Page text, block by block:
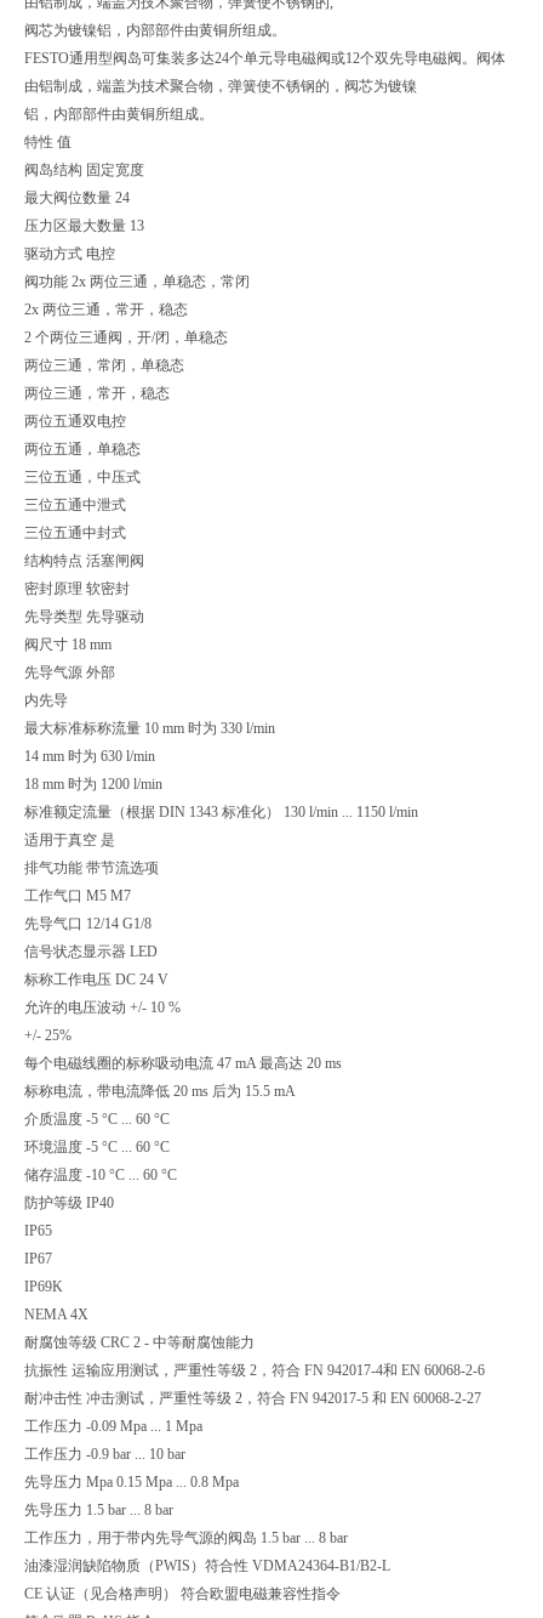
阀芯为镀镍铝，内部部件由黄铜所组成。
FESTO通用型阀岛可集装多达24个单元导电磁阀或12个双先导电磁阀。阀体
由铝制成，端盖为技术聚合物，弹簧使不锈钢的，阀芯为镀镍
铝，内部部件由黄铜所组成。
特性 值
阀岛结构 固定宽度
最大阀位数量 24
压力区最大数量 13
驱动方式 电控
阀功能 2x 两位三通，单稳态，常闭
2x 两位三通，常开，稳态
2 个两位三通阀，开/闭，单稳态
两位三通，常闭，单稳态
两位三通，常开，稳态
两位五通双电控
两位五通，单稳态
三位五通，中压式
三位五通中泄式
三位五通中封式
结构特点 活塞闸阀
密封原理 软密封
先导类型 先导驱动
阀尺寸 18 mm
先导气源 外部
内先导
最大标准标称流量 10 mm 时为 330 l/min
14 mm 时为 630 l/min
18 mm 时为 1200 l/min
标准额定流量（根据 DIN 1343 标准化） 130 l/min ... 1150 l/min
适用于真空 是
排气功能 带节流选项
工作气口 M5 M7
先导气口 12/14 G1/8
信号状态显示器 LED
标称工作电压 DC 24 V
允许的电压波动 +/- 10 %
+/- 25%
每个电磁线圈的标称吸动电流 47 mA 最高达 20 ms
标称电流，带电流降低 20 ms 后为 15.5 mA
介质温度 -5 °C ... 60 °C
环境温度 -5 °C ... 60 °C
储存温度 -10 °C ... 60 °C
防护等级 IP40
IP65
IP67
IP69K
NEMA 4X
耐腐蚀等级 CRC 2 - 中等耐腐蚀能力
抗振性 运输应用测试，严重性等级 2，符合 FN 942017-4和 EN 60068-2-6
耐冲击性 冲击测试，严重性等级 2，符合 FN 942017-5 和 EN 60068-2-27
工作压力 -0.09 Mpa ... 1 Mpa
工作压力 -0.9 bar ... 10 bar
先导压力 Mpa 0.15 Mpa ... 0.8 Mpa
先导压力 1.5 bar ... 8 bar
工作压力，用于带内先导气源的阀岛 1.5 bar ... 8 bar
油漆湿润缺陷物质（PWIS）符合性 VDMA24364-B1/B2-L
CE 认证（见合格声明） 符合欧盟电磁兼容性指令